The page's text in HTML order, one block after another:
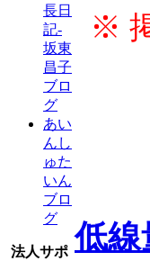
長日
記-
坂東
昌子
ブロ
グ
あい
んし
ゅた
いん
ブロ
グ
法人サポ
※
低線